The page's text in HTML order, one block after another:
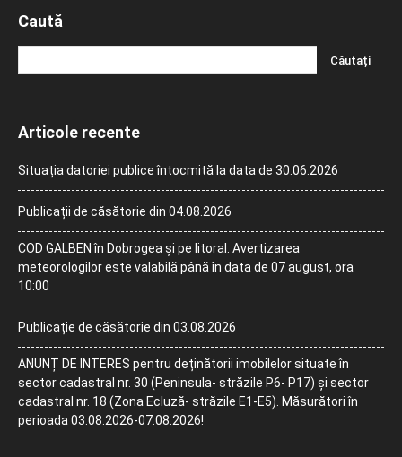
Caută
Articole recente
Situația datoriei publice întocmită la data de 30.06.2026
Publicații de căsătorie din 04.08.2026
COD GALBEN în Dobrogea și pe litoral. Avertizarea
meteorologilor este valabilă până în data de 07 august, ora
10:00
Publicație de căsătorie din 03.08.2026
ANUNȚ DE INTERES pentru deținătorii imobilelor situate în
sector cadastral nr. 30 (Peninsula- străzile P6- P17) și sector
cadastral nr. 18 (Zona Ecluză- străzile E1-E5). Măsurători în
perioada 03.08.2026-07.08.2026!